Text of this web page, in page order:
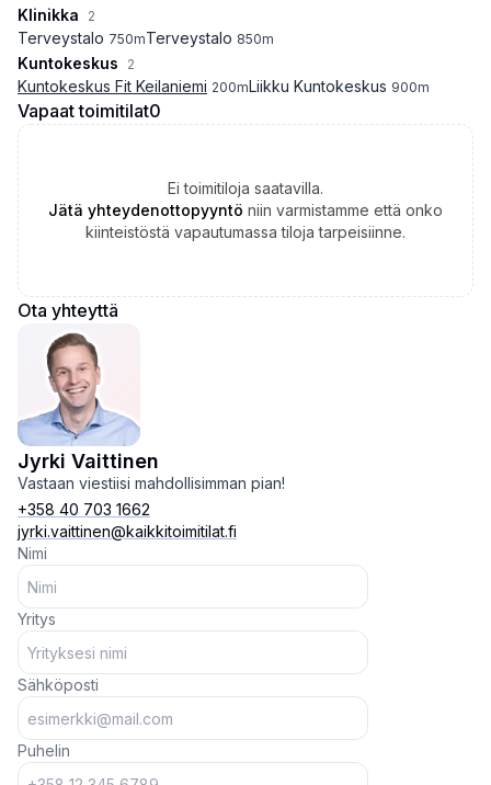
Klinikka 2
Terveystalo 750mTerveystalo 850m
Kuntokeskus 2
Kuntokeskus Fit Keilaniemi 200mLiikku Kuntokeskus 900m
Vapaat toimitilat0
Ei toimitiloja saatavilla.
Jätä yhteydenottopyyntö niin varmistamme että onko
kiinteistöstä vapautumassa tiloja tarpeisiinne.
Ota yhteyttä
Jyrki Vaittinen
Vastaan viestiisi mahdollisimman pian!
+358 40 703 1662
jyrki.vaittinen@kaikkitoimitilat.fi
Nimi
Yritys
Sähköposti
Puhelin